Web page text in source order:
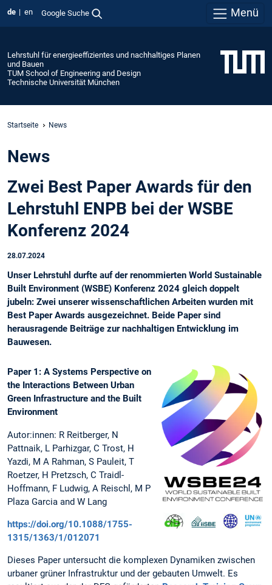
de en Google Suche Menü
Lehrstuhl für energieeffizientes und nachhaltiges Planen
und Bauen
TUM School of Engineering and Design
Technische Universität München
Startseite News
News
Zwei Best Paper Awards für den
Lehrstuhl ENPB bei der WSBE
Konferenz 2024
28.07.2024
Unser Lehrstuhl durfte auf der renommierten World Sustainable
Built Environment (WSBE) Konferenz 2024 gleich doppelt
jubeln: Zwei unserer wissenschaftlichen Arbeiten wurden mit
Best Paper Awards ausgezeichnet. Beide Paper sind
herausragende Beiträge zur nachhaltigen Entwicklung im
Bauwesen.
Paper 1: A Systems Perspective on
the Interactions Between Urban
Green Infrastructure and the Built
Environment
Autor:innen: R Reitberger, N
Pattnaik, L Parhizgar, C Trost, H
Yazdi, M A Rahman, S Pauleit, T
Roetzer, H Pretzsch, C Traidl-
Hoffmann, F Ludwig, A Reischl, M P
Plaza Garcia and W Lang
https://doi.org/10.1088/1755-
1315/1363/1/012071
Dieses Paper untersucht die komplexen Dynamiken zwischen
urbaner grüner Infrastruktur und der gebauten Umwelt. Es